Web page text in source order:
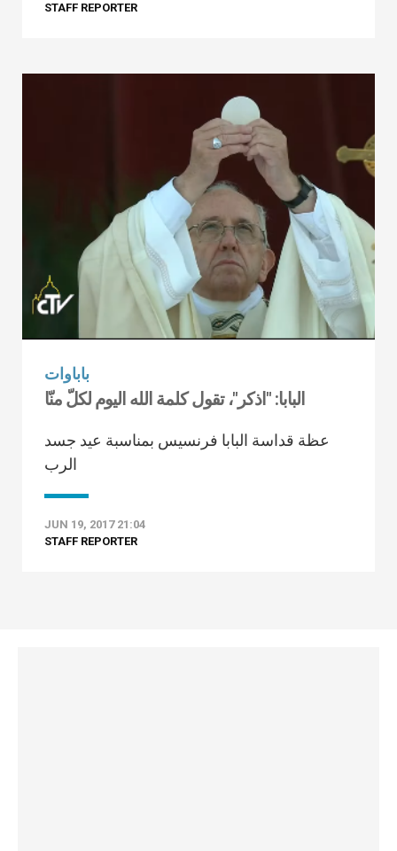
STAFF REPORTER
باباوات
البابا: "اذكر"، تقول كلمة الله اليوم لكلّ منّا
عظة قداسة البابا فرنسيس بمناسبة عيد جسد
الرب
JUN 19, 2017 21:04
STAFF REPORTER